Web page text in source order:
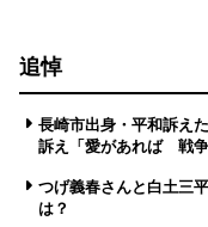
追悼
長崎市出身・平和訴え
訴え「愛があれば 戦争
つげ義春さんと白土三
は？